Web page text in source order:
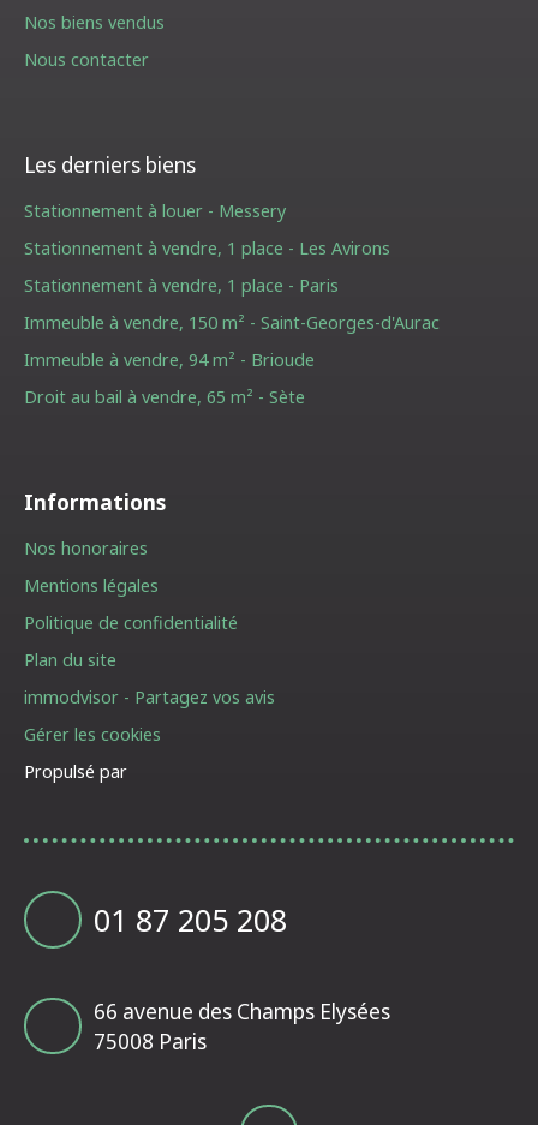
Nos biens vendus
Nous contacter
Les derniers biens
Stationnement à louer - Messery
Stationnement à vendre, 1 place - Les Avirons
Stationnement à vendre, 1 place - Paris
Immeuble à vendre, 150 m² - Saint-Georges-d'Aurac
Immeuble à vendre, 94 m² - Brioude
Droit au bail à vendre, 65 m² - Sète
Informations
Nos honoraires
Mentions légales
Politique de confidentialité
Plan du site
immodvisor - Partagez vos avis
Gérer les cookies
Propulsé par
01 87 205 208
66 avenue des Champs Elysées
75008 Paris